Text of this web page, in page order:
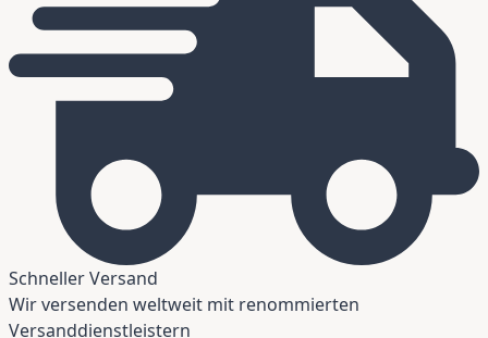
Schneller Versand
Wir versenden weltweit mit renommierten
Versanddienstleistern